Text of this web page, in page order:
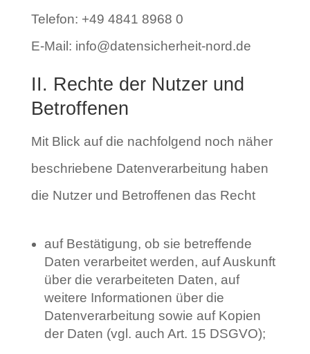
Telefon: +49 4841 8968 0
E-Mail: info@datensicherheit-nord.de
II. Rechte der Nutzer und
Betroffenen
Mit Blick auf die nachfolgend noch näher
beschriebene Datenverarbeitung haben
die Nutzer und Betroffenen das Recht
auf Bestätigung, ob sie betreffende
Daten verarbeitet werden, auf Auskunft
über die verarbeiteten Daten, auf
weitere Informationen über die
Datenverarbeitung sowie auf Kopien
der Daten (vgl. auch Art. 15 DSGVO);